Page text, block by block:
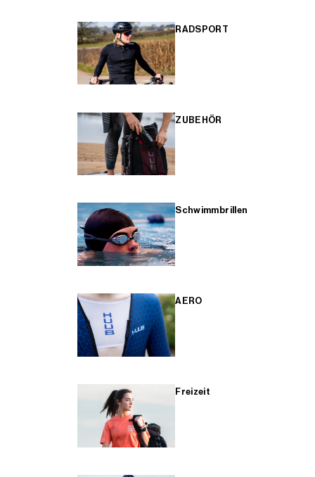
RADSPORT
ZUBEHÖR
Schwimmbrillen
AERO
Freizeit